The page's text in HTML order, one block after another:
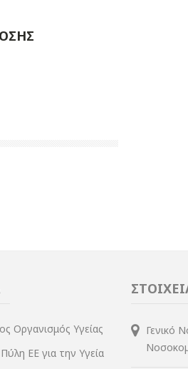
Οργανισμός Υγείας
ΕΕ για την Υγεία
Γενικό